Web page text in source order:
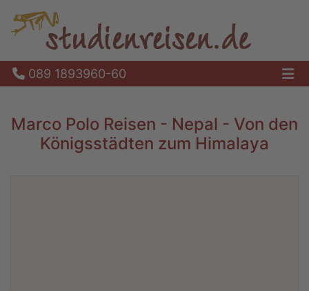
089 1893960-60
Marco Polo Reisen - Nepal - Von den
Königsstädten zum Himalaya